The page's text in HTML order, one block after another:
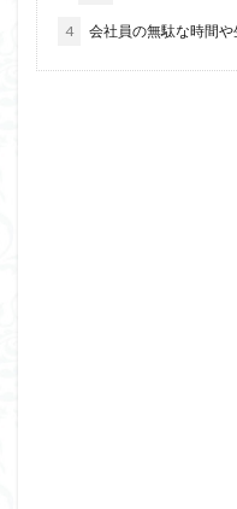
4 会社員の無駄な時間